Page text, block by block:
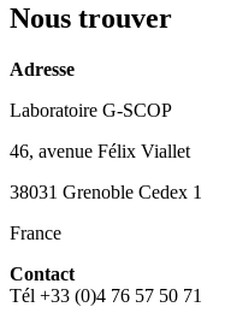
Nous trouver
Adresse
Laboratoire G-SCOP
46, avenue Félix Viallet
38031 Grenoble Cedex 1
France
Contact
Tél +33 (0)4 76 57 50 71